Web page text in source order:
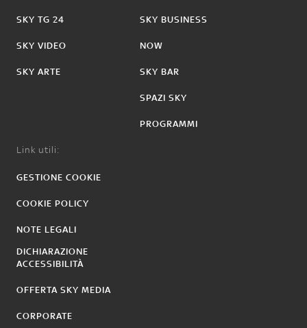
SKY TG 24
SKY VIDEO
SKY ARTE
SKY BUSINESS
NOW
SKY BAR
SPAZI SKY
PROGRAMMI
Link utili:
GESTIONE COOKIE
COOKIE POLICY
NOTE LEGALI
DICHIARAZIONE
ACCESSIBILITÀ
OFFERTA SKY MEDIA
CORPORATE